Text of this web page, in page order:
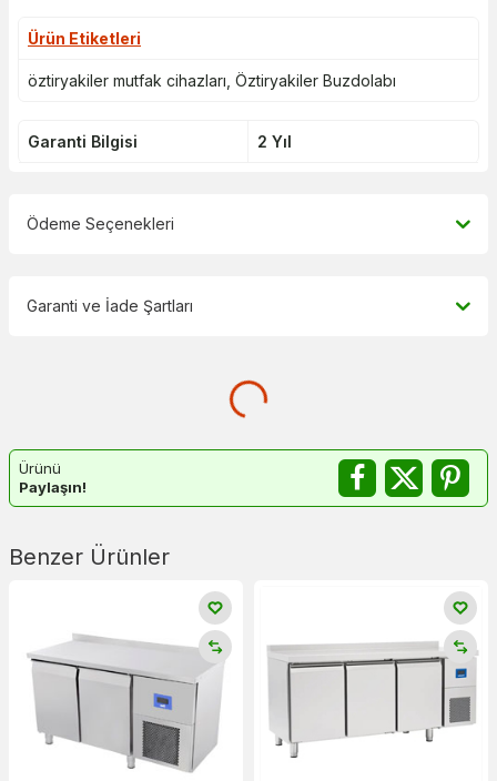
Ürün Etiketleri
öztiryakiler mutfak cihazları Öztiryakiler Buzdolabı
Garanti Bilgisi 2 Yıl
Ödeme Seçenekleri
Garanti ve İade Şartları
Ürünü
Paylaşın!
Benzer Ürünler